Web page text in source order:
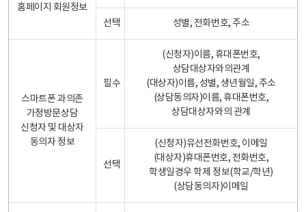
홈페이지 회원정보
선택 성별, 전화번호, 주소
스마트폰 과의존
가정방문상담
신청자 및 대상자
동의자 정보
필수
(신청자)이름, 휴대폰번호,
상담대상자와의관계
(대상자)이름, 성별, 생년월일, 주소
(상담동의자)이름, 휴대폰번호,
상담대상자와의 관계
선택
(신청자)유선전화번호, 이메일
(대상자)휴대폰번호, 전화번호,
학생일경우 학제 정보(학교/학년)
(상담동의자)이메일